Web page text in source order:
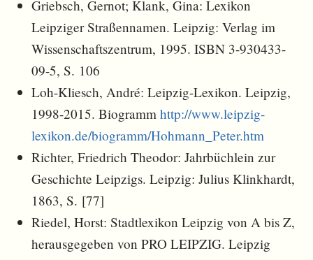
Griebsch, Gernot; Klank, Gina: Lexikon
Leipziger Straßennamen. Leipzig: Verlag im
Wissenschaftszentrum, 1995. ISBN 3-930433-
09-5, S. 106
Loh-Kliesch, André: Leipzig-Lexikon. Leipzig,
1998-2015. Biogrammhttp://www.leipzig-
lexikon.de/biogramm/Hohmann_Peter.htm
Richter, Friedrich Theodor: Jahrbüchlein zur
Geschichte Leipzigs. Leipzig: Julius Klinkhardt,
1863, S. [77]
Riedel, Horst: Stadtlexikon Leipzig von A bis Z,
herausgegeben von PRO LEIPZIG. Leipzig